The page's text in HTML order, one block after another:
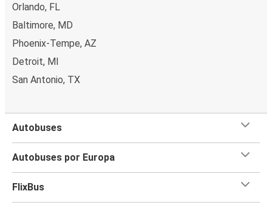
Orlando, FL
Baltimore, MD
Phoenix-Tempe, AZ
Detroit, MI
San Antonio, TX
Autobuses
Autobuses por Europa
FlixBus